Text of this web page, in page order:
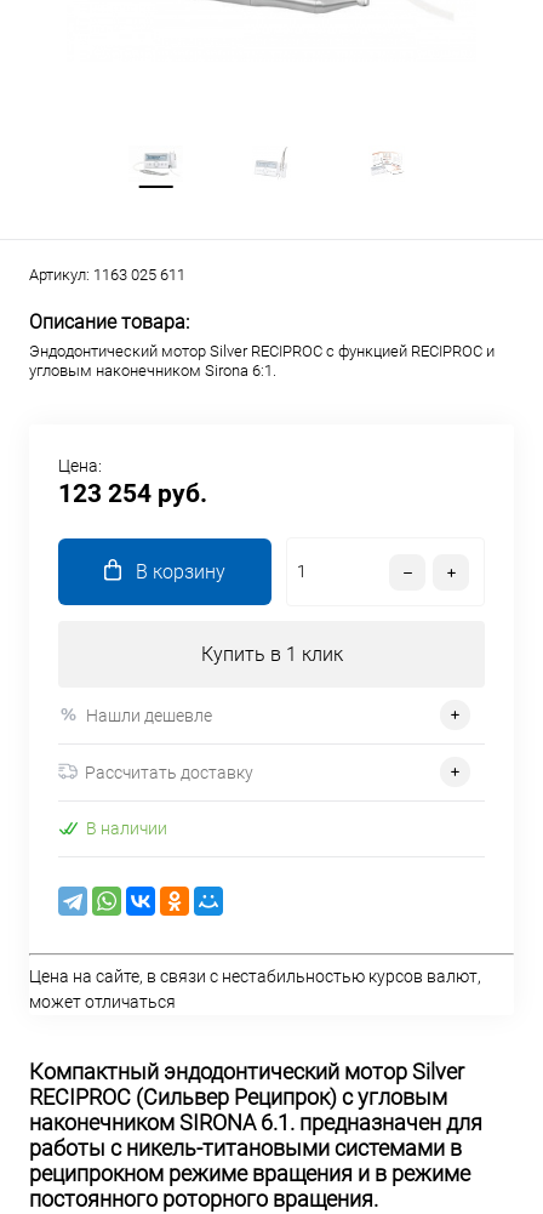
Артикул: 1163 025 611
Описание товара:
Эндодонтический мотор Silver RECIPROC с функцией RECIPROC и
угловым наконечником Sirona 6:1.
Цена:
123 254 руб.
В корзину
Купить в 1 клик
Нашли дешевле
Рассчитать доставку
В наличии
Цена на сайте, в связи с нестабильностью курсов валют,
может отличаться
Компактный эндодонтический мотор Silver
RECIPROC (Сильвер Реципрок) с угловым
наконечником SIRONA 6.1. предназначен для
работы с никель-титановыми системами в
реципрокном режиме вращения и в режиме
постоянного роторного вращения.